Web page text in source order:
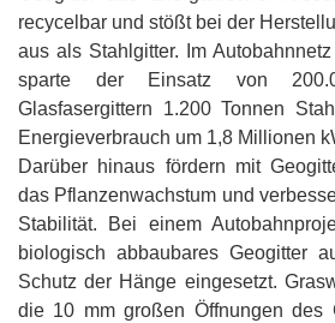
recycelbar und stößt bei der
aus als Stahlgitter. Im
sparte der Einsatz von
Glasfasergittern 1.200 Tonnen
Energieverbrauch um 1,8 Millionen
Darüber hinaus fördern mit
das Pflanzenwachstum und
Stabilität. Bei einem
biologisch abbaubares Geogitter
Schutz der Hänge eingesetzt.
die 10 mm großen Öffnungen des